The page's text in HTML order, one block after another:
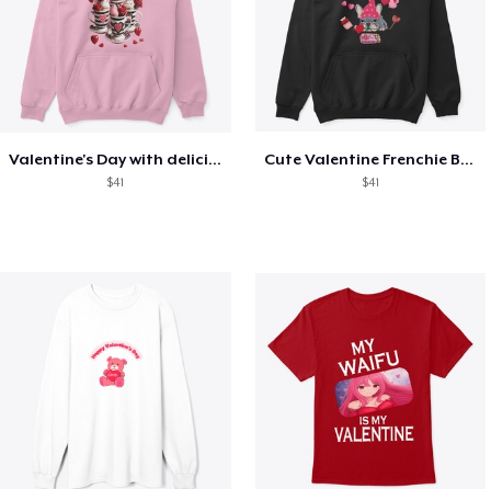
Valentine's Day with delicious food
$41
Cute Valentine Frenchie Bulldog
$41